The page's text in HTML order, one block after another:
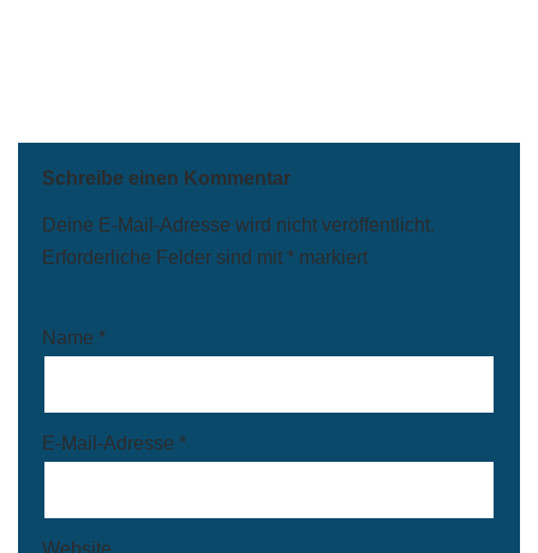
Schreibe einen Kommentar
Deine E-Mail-Adresse wird nicht veröffentlicht.
Erforderliche Felder sind mit * markiert
Name *
E-Mail-Adresse *
Website